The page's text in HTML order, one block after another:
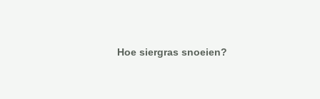
Hoe siergras snoeien?